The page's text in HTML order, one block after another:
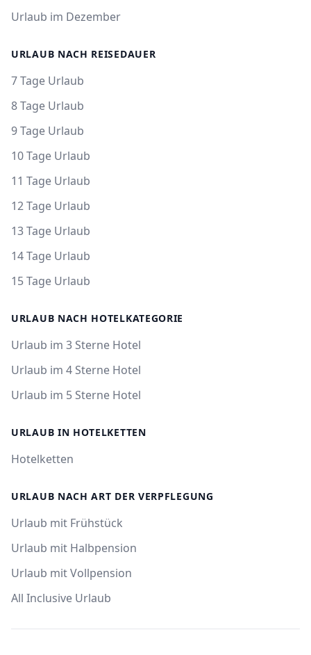
Urlaub im Dezember
URLAUB NACH REISEDAUER
7 Tage Urlaub
8 Tage Urlaub
9 Tage Urlaub
10 Tage Urlaub
11 Tage Urlaub
12 Tage Urlaub
13 Tage Urlaub
14 Tage Urlaub
15 Tage Urlaub
URLAUB NACH HOTELKATEGORIE
Urlaub im 3 Sterne Hotel
Urlaub im 4 Sterne Hotel
Urlaub im 5 Sterne Hotel
URLAUB IN HOTELKETTEN
Hotelketten
URLAUB NACH ART DER VERPFLEGUNG
Urlaub mit Frühstück
Urlaub mit Halbpension
Urlaub mit Vollpension
All Inclusive Urlaub